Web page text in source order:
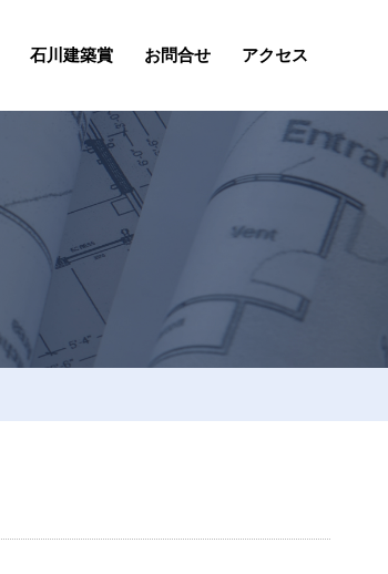
石川建築賞 お問合せ アクセス